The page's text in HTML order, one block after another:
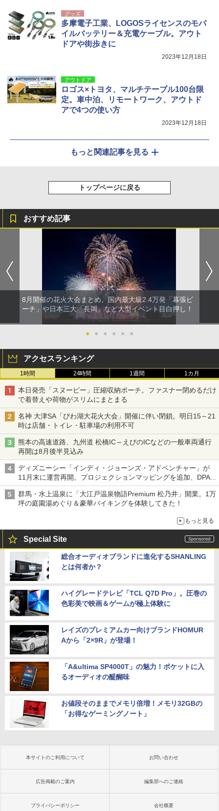
グッズ
多摩電子工業、LOGOSライセンスのモバ
イルバッテリー＆充電ケーブル。アウト
ドアや街歩きに
2023年12月18日
アウトドア
ロゴス×トヨタ、マルチテーブル100台限
定。車中泊、リモートワーク、アウトド
アで4つの使い方
2023年12月18日
もっと関連記事を見る
トップページに戻る
おすすめ記事
8月開催の花火大会まとめ。国内最大級2.4万発「幕張ビ
ーチ」や日本三大「長岡」など大型イベント目白押し！
● ● ● ● ● ●
アクセスランキング
1時間 24時間 1週間 1カ月
本日発売「スヌーピー」圧縮収納ポーチ。ファスナー閉めるだけ
で着替えや荷物がスリムにまとまる
名神 大津SA「びわ湖大花火大会」開催に伴い閉鎖。明日15～21
時は店舗・トイレ・駐車場の利用不可
熊本の高速道路、九州道 松橋IC～えびのICなどの一般車両通行
再開は8月後半見込み
ディズニーシー「インディ・ジョーンズ・アドベンチャー」が
11月末に運営再開。プロジェクションマッピングを追加、DPA
は1500円
群馬・水上温泉に「大江戸温泉物語Premium 松乃井」開業。1万
坪の庭園湯めぐり＆豪華バイキングを体験してきた！
もっと見る
Special Site
総合オーディオブランドに進化するSHANLING
とは何者か？
ハイグレードテレビ「TCL Q7D Pro」。圧巻の
色彩美で映画＆ゲームが極上体験に
レイズのプレミアムカー向けブランドHOMUR
Aから「2×9R」が登場！
「A&ultima SP4000T」の魅力！ポケットに入
るオーディオの醍醐味
お値段そのままでメモリ倍増！メモリ32GBの
「お得なゲーミングノート」
本サイトのご利用について お問い合わせ
広告掲載のご案内 編集部へのご連絡
プライバシーポリシー 会社概要